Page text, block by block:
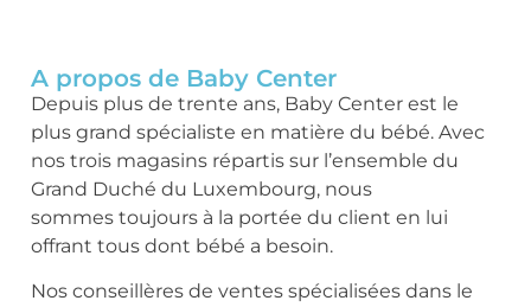
A propos de Baby Center
Depuis plus de trente ans, Baby Center est le
plus grand spécialiste en matière du bébé. Avec
nos trois magasins répartis sur l’ensemble du
Grand Duché du Luxembourg, nous
sommes toujours à la portée du client en lui
offrant tous dont bébé a besoin.
Nos conseillères de ventes spécialisées dans le